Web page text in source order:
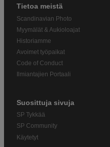
Tietoa meistä
Scandinavian Photo
Myymälät & Aukioloajat
Historiamme
Avoimet työpaikat
Code of Conduct
Ilmiantajien Portaali
Suosittuja sivuja
SP Tykkää
SP Community
Käytetyt